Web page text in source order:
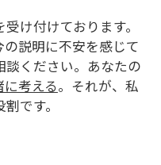
け付けております。
説明に不安を感じて
談ください。あなたの
考える。それが、私
です。